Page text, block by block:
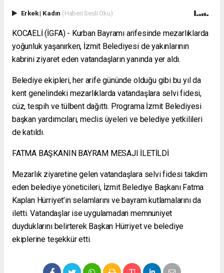
Erkek| Kadın (Haberi Sesli Oku)
KOCAELİ (İGFA) - Kurban Bayramı arifesinde mezarlıklarda
yoğunluk yaşanırken, İzmit Belediyesi de yakınlarının
kabrini ziyaret eden vatandaşların yanında yer aldı.
Belediye ekipleri, her arife gününde olduğu gibi bu yıl da
kent genelindeki mezarlıklarda vatandaşlara selvi fidesi,
cüz, tespih ve tülbent dağıttı. Programa İzmit Belediyesi
başkan yardımcıları, meclis üyeleri ve belediye yetkilileri
de katıldı.
FATMA BAŞKANIN BAYRAM MESAJI İLETİLDİ
Mezarlık ziyaretine gelen vatandaşlara selvi fidesi takdim
eden belediye yöneticileri, İzmit Belediye Başkanı Fatma
Kaplan Hürriyet’in selamlarını ve bayram kutlamalarını da
iletti. Vatandaşlar ise uygulamadan memnuniyet
duyduklarını belirterek Başkan Hürriyet ve belediye
ekiplerine teşekkür etti.